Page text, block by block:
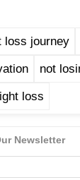
loss journey
not
loss